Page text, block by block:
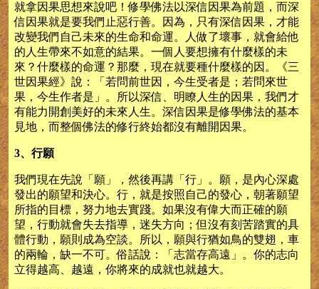
就拿因果思想來說吧！修學佛法以深信因果為前題，而深
信因果就是要我們止惡行善。因為，只有深信因果，才能
改變我們自己未來的生命和命運。人做了壞事，就會給他
的人生帶來不如意的結果。一個人要想擁有什麼樣的未
來？什麼樣的命運？那麼，現在就要種什麼樣的因。《三
世因果經》說：「若問前世因，今生受者是；若問來世
果，今生作者是」。所以深信、明瞭人生的因果，我們才
有能力開創美好的未來人生。深信因果是修學佛法的基本
見地，而整個佛法的修行終始都沒有離開因果。
3、行願
我們現在先說「願」，然後再講「行」。願，是內心深處
發出的願望和決心。行，就是按照自己的發心，朝著願望
所指的目標，努力地去實踐。如果沒有偉大而正確的願
望，行動就會失去指導，迷失方向；但沒有刻苦踏實的具
體行動，願則成為空談。所以，願與行猶如鳥的雙翅，車
的兩輪，缺一不可。俗話說：「志當存高遠」。你的志向
立得越高、越遠，你將來的成就也就越大。